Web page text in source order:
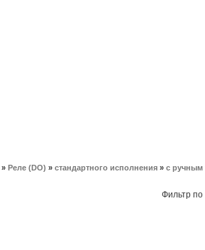
» Реле (DO) » стандартного исполнения » с ручным
Фильтр